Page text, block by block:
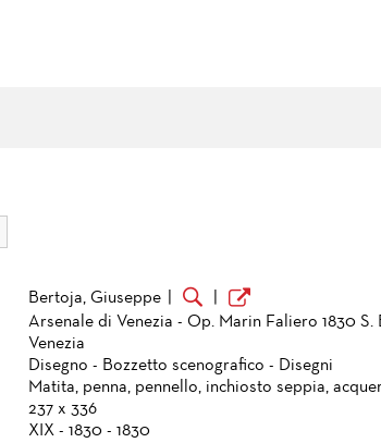
Bertoja, Giuseppe
Arsenale di Venezia - Op. Marin Faliero 1830 S.
Venezia
Disegno - Bozzetto scenografico - Disegni
Matita, penna, pennello, inchiosto seppia,
237 x 336
XIX - 1830 - 1830